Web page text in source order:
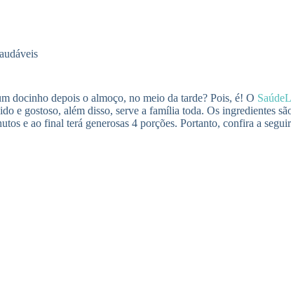
docinho depois o almoço, no meio da tarde? Pois, é! O
e gostoso, além disso, serve a família toda. Os ingredientes
e ao final terá generosas 4 porções. Portanto, confira a